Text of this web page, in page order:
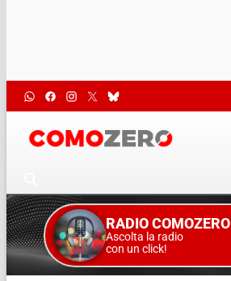
RADIO COMOZERO
Ascolta la radio
con un click!